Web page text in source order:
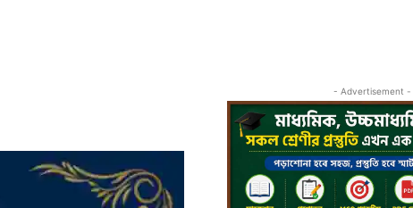
- Advertisement -